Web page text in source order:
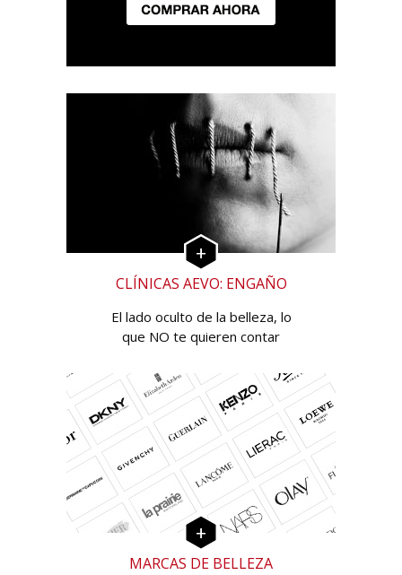
CLÍNICAS AEVO: ENGAÑO
El lado oculto de la belleza, lo
que NO te quieren contar
MARCAS DE BELLEZA